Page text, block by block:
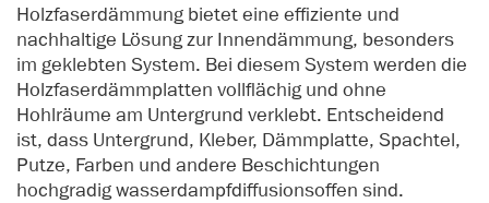
Holzfaserdämmung bietet eine effiziente und
nachhaltige Lösung zur Innendämmung, besonders
im geklebten System. Bei diesem System werden die
Holzfaserdämmplatten vollflächig und ohne
Hohlräume am Untergrund verklebt. Entscheidend
ist, dass Untergrund, Kleber, Dämmplatte, Spachtel,
Putze, Farben und andere Beschichtungen
hochgradig wasserdampfdiffusionsoffen sind.